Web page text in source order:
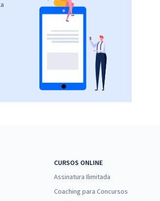
CURSOS ONLINE
Assinatura Ilimitada
Coaching para Concursos